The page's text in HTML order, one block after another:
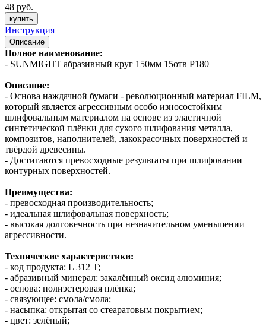
48 руб.
купить
Инструкция
Описание
Полное наименование:
- SUNMIGHT абразивный круг 150мм 15отв P180
Описание:
- Основа наждачной бумаги - революционный материал FILM,
который является агрессивным особо износостойким
шлифовальным материалом на основе из эластичной
синтетической плёнки для сухого шлифования металла,
композитов, наполнителей, лакокрасочных поверхностей и
твёрдой древесины.
- Достигаются превосходные результаты при шлифовании
контурных поверхностей.
Преимущества:
- превосходная производительность;
- идеальная шлифовальная поверхность;
- высокая долговечность при незначительном уменьшении
агрессивности.
Технические характеристики:
- код продукта: L 312 T;
- абразивный минерал: закалённый оксид алюминия;
- основа: полиэстеровая плёнка;
- связующее: смола/смола;
- насыпка: открытая со стеаратовым покрытием;
- цвет: зелёный;